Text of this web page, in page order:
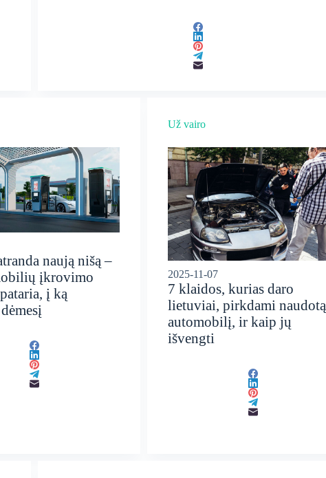
naują nišą –
įkrovimo
į ką
Už vairo
2025-11-07
7 klaidos, kurias daro
lietuviai, pirkdami naudotą
automobilį, ir kaip jų
išvengti